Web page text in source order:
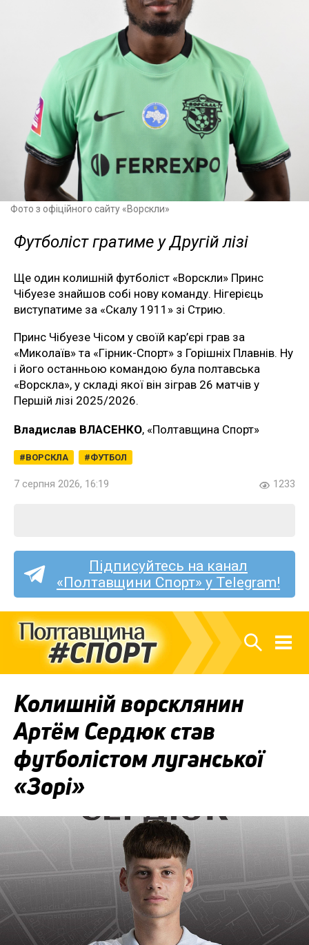
Фото з офіційного сайту «Ворскли»
Футболіст гратиме у Другій лізі
Ще один колишній футболіст «Ворскли» Принс
Чібуезе знайшов собі нову команду. Нігерієць
виступатиме за «Скалу 1911» зі Стрию.
Принс Чібуезе Чісом у своїй кар’єрі грав за
«Миколаїв» та «Гірник-Спорт» з Горішніх Плавнів. Ну
і його останньою командою була полтавська
«Ворскла», у складі якої він зіграв 26 матчів у
Першій лізі 2025/2026.
Владислав ВЛАСЕНКО, «Полтавщина Спорт»
ВОРСКЛА ФУТБОЛ
7 серпня 2026, 16:19 1233
Підписуйтесь на канал
«Полтавщини Спорт» у Telegram!
Колишній ворсклянин
Артём Сердюк став
футболістом луганської
«Зорі»